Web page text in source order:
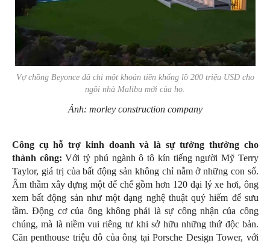
Vợ chồng Beyonce đã chi một khoản tiền khổng lồ 200 triệu USD cho
ngôi nhà Malibu mới của họ.
Ảnh: morley construction company
Công cụ hỗ trợ kinh doanh và là sự tưởng thưởng cho
thành công:Với tỷ phú ngành ô tô kín tiếng người Mỹ Terry
Taylor, giá trị của bất động sản không chỉ nằm ở những con số.
Âm thầm xây dựng một đế chế gồm hơn 120 đại lý xe hơi, ông
xem bất động sản như một dạng nghệ thuật quý hiếm để sưu
tầm. Động cơ của ông không phải là sự công nhận của công
chúng, mà là niềm vui riêng tư khi sở hữu những thứ độc bản.
Căn penthouse triệu đô của ông tại Porsche Design Tower, với